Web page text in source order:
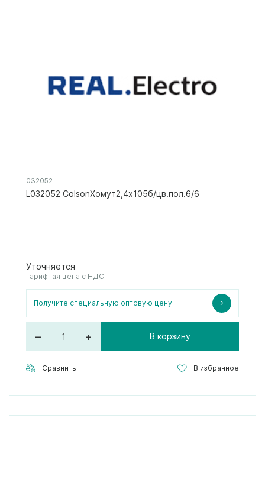
032052
L032052 ColsonХомут2,4х105б/цв.пол.6/6
Уточняется
Тарифная цена с НДС
Получите специальную оптовую цену
– + В корзину
Сравнить В избранное